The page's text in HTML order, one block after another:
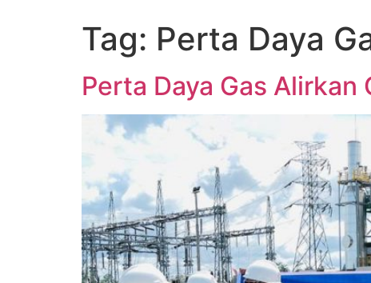
Tag: Perta Daya
Perta Daya Gas Alirkan